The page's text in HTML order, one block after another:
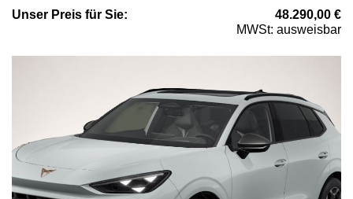
Unser Preis für Sie: 48.290,00 €
MWSt: ausweisbar